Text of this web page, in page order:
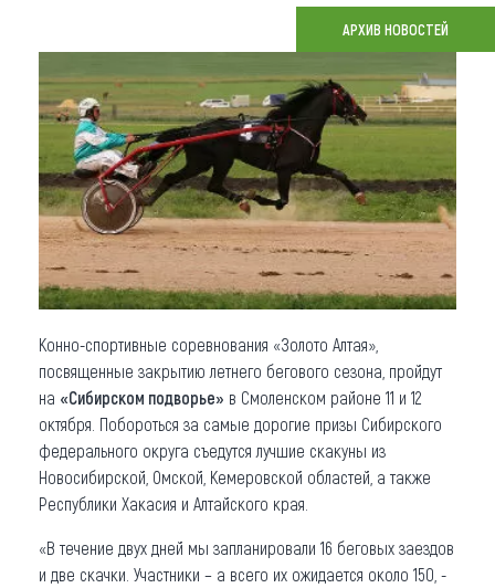
О регионе
Коллекция впечатлений
Другие рубрики
АРХИВ НОВОСТЕЙ
Конно-спортивные соревнования «Золото Алтая»,
посвященные закрытию летнего бегового сезона, пройдут
на «Сибирском подворье» в Смоленском районе 11 и 12
октября. Побороться за самые дорогие призы Сибирского
федерального округа съедутся лучшие скакуны из
Новосибирской, Омской, Кемеровской областей, а также
Республики Хакасия и Алтайского края.
«В течение двух дней мы запланировали 16 беговых заездов
и две скачки. Участники – а всего их ожидается около 150, -